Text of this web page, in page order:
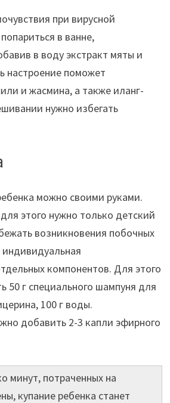
при вирусной
в ванне,
в воду экстракт мяты и
настроение поможет
и жасмина, а также иланг-
нужно избегать
можно своими руками.
этого нужно только детский
возникновения побочных
компонентов. Для этого
50 г специального шампуня для
100 г воды.
добавить 2-3 капли эфирного
минут, потраченных на
купание ребенка станет